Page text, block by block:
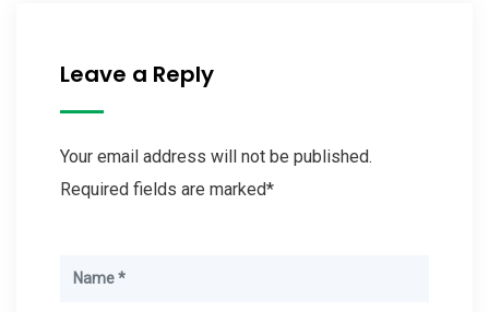
Leave a Reply
Your email address will not be published.
Required fields are marked*